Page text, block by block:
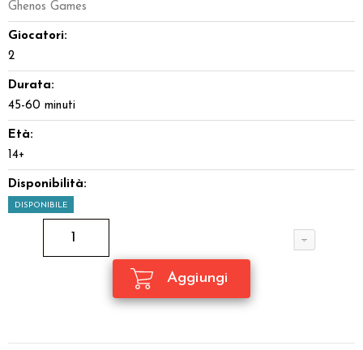
Ghenos Games
Giocatori:
2
Durata:
45-60 minuti
Età:
14+
Disponibilità:
DISPONIBILE